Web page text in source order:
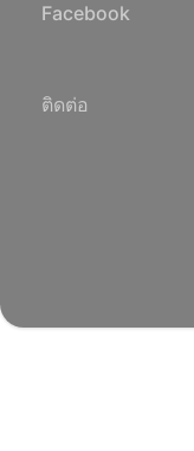
Facebook
ติดต่อ